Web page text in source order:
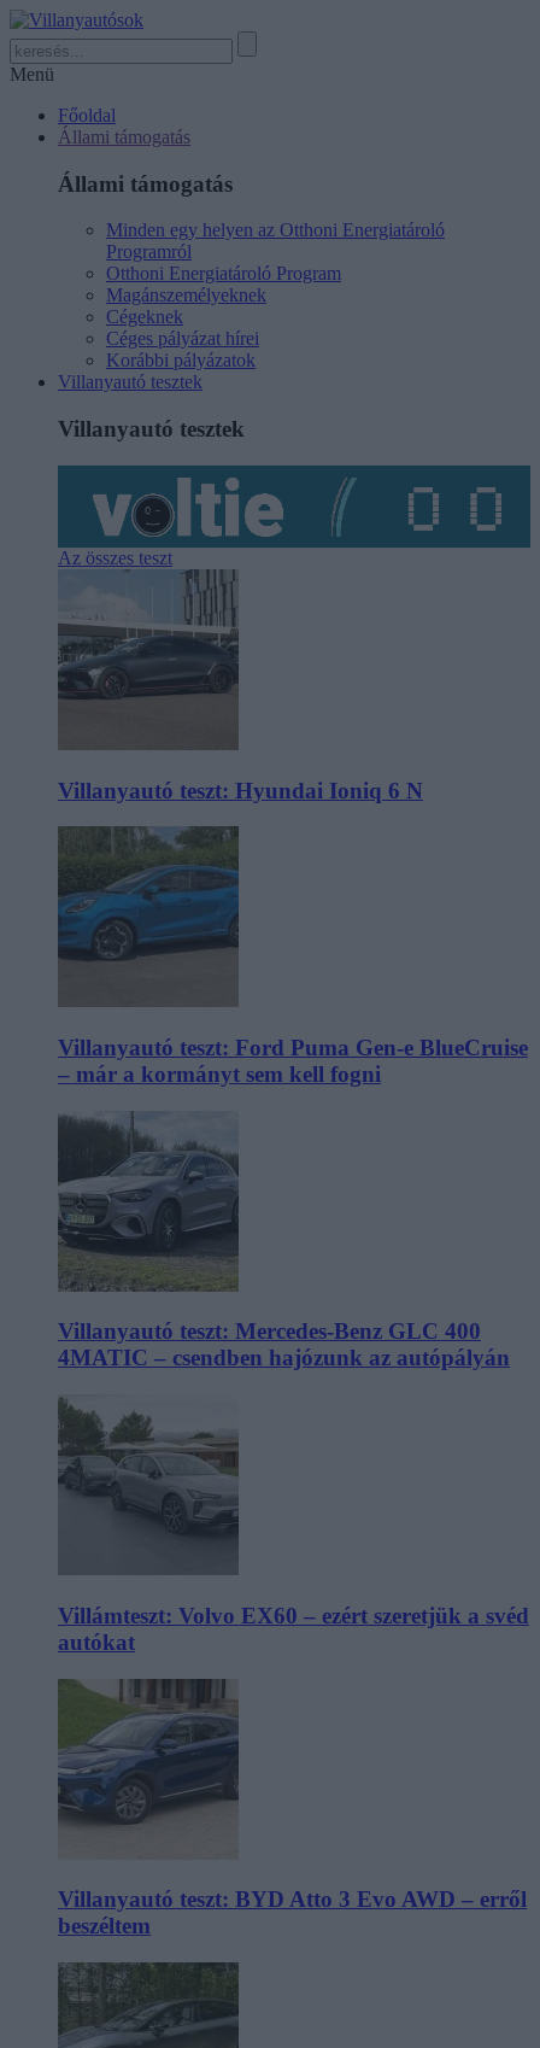
Menü
Főoldal
Állami támogatás
Állami támogatás
Minden egy helyen az Otthoni Energiatároló
Programról
Otthoni Energiatároló Program
Magánszemélyeknek
Cégeknek
Céges pályázat hírei
Korábbi pályázatok
Villanyautó tesztek
Villanyautó tesztek
Az összes teszt
Villanyautó teszt: Hyundai Ioniq 6 N
Villanyautó teszt: Ford Puma Gen-e BlueCruise
– már a kormányt sem kell fogni
Villanyautó teszt: Mercedes-Benz GLC 400
4MATIC – csendben hajózunk az autópályán
Villámteszt: Volvo EX60 – ezért szeretjük a svéd
autókat
Villanyautó teszt: BYD Atto 3 Evo AWD – erről
beszéltem